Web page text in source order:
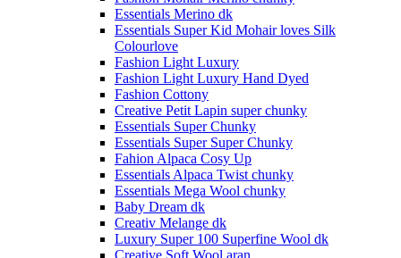
Essentials Merino dk
Essentials Super Kid Mohair loves Silk
Colourlove
Fashion Light Luxury
Fashion Light Luxury Hand Dyed
Fashion Cottony
Creative Petit Lapin super chunky
Essentials Super Chunky
Essentials Super Super Chunky
Fahion Alpaca Cosy Up
Essentials Alpaca Twist chunky
Essentials Mega Wool chunky
Baby Dream dk
Creativ Melange dk
Luxury Super 100 Superfine Wool dk
Creative Soft Wool aran